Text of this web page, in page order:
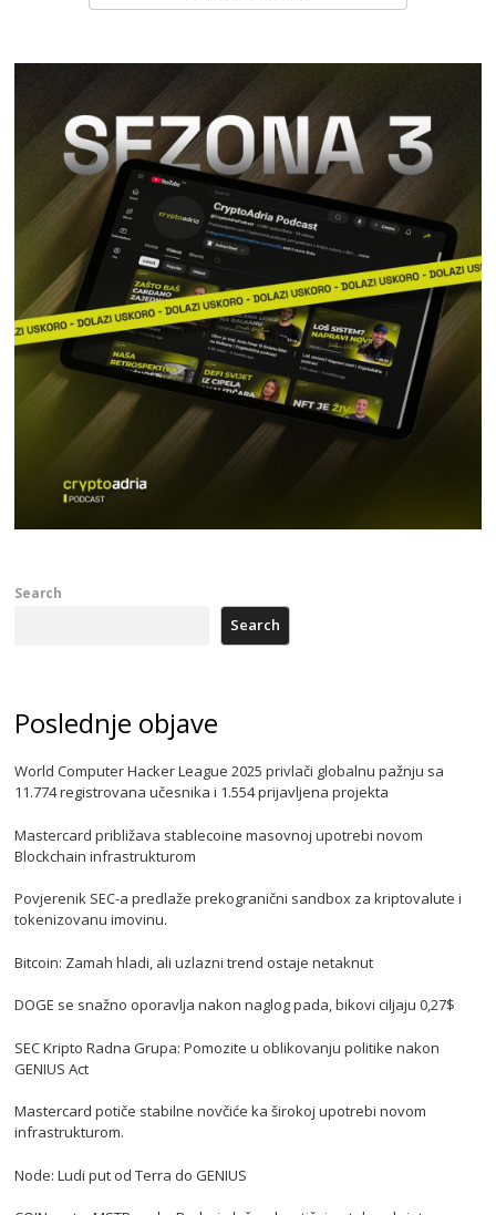
Search
Search
Poslednje objave
World Computer Hacker League 2025 privlači globalnu pažnju sa
11.774 registrovana učesnika i 1.554 prijavljena projekta
Mastercard približava stablecoine masovnoj upotrebi novom
Blockchain infrastrukturom
Povjerenik SEC-a predlaže prekogranični sandbox za kriptovalute i
tokenizovanu imovinu.
Bitcoin: Zamah hladi, ali uzlazni trend ostaje netaknut
DOGE se snažno oporavlja nakon naglog pada, bikovi ciljaju 0,27$
SEC Kripto Radna Grupa: Pomozite u oblikovanju politike nakon
GENIUS Act
Mastercard potiče stabilne novčiće ka širokoj upotrebi novom
infrastrukturom.
Node: Ludi put od Terra do GENIUS